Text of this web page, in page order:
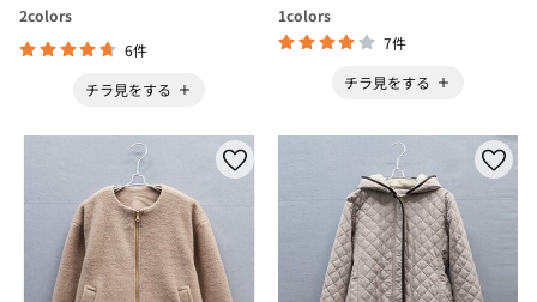
2colors
6件
チラ見をする
1colors
7件
チラ見をする